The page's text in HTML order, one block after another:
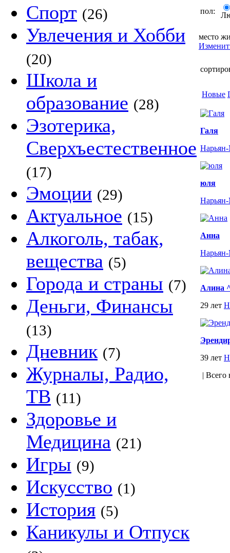
Спорт (26)
Увлечения и Хобби
(20)
Школа и
образование (28)
Эзотерика,
Сверхъестественное
(17)
Эмоции (29)
Актуальное (15)
Алкоголь, табак,
вещества (5)
Города и страны (7)
Деньги, Финансы
(13)
Дневник (7)
Журналы, Радио,
ТВ (11)
Здоровье и
Медицина (21)
Игры (9)
Искусство (1)
История (5)
Каникулы и Отпуск
пол:
место
Новые
Галя
юля
Анна
Алина
29 лет
39 лет
| Всего